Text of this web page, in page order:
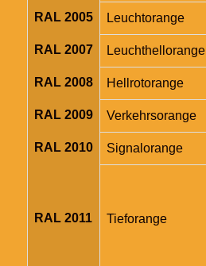
RAL 2005 Leuchtorange
RAL 2007 Leuchthellorange
RAL 2008 Hellrotorange
RAL 2009 Verkehrsorange
RAL 2010 Signalorange
RAL 2011 Tieforange